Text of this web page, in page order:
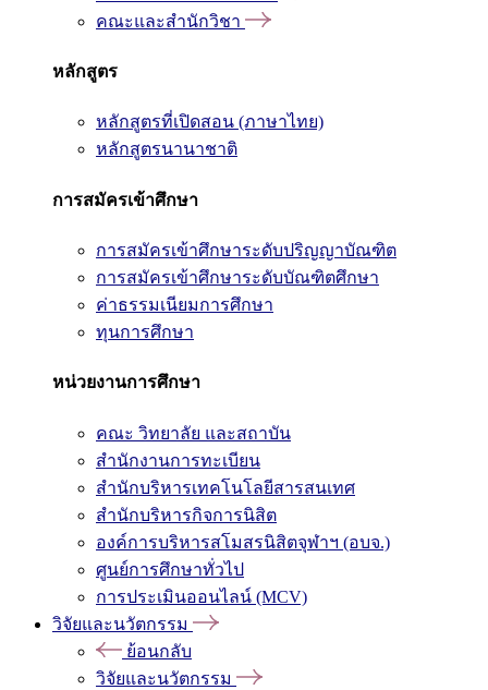
คณะและสำนักวิชา
หลักสูตร
หลักสูตรที่เปิดสอน (ภาษาไทย)
หลักสูตรนานาชาติ
การสมัครเข้าศึกษา
การสมัครเข้าศึกษาระดับปริญญาบัณฑิต
การสมัครเข้าศึกษาระดับบัณฑิตศึกษา
ค่าธรรมเนียมการศึกษา
ทุนการศึกษา
หน่วยงานการศึกษา
คณะ วิทยาลัย และสถาบัน
สำนักงานการทะเบียน
สำนักบริหารเทคโนโลยีสารสนเทศ
สำนักบริหารกิจการนิสิต
องค์การบริหารสโมสรนิสิตจุฬาฯ (อบจ.)
ศูนย์การศึกษาทั่วไป
การประเมินออนไลน์ (MCV)
วิจัยและนวัตกรรม
ย้อนกลับ
วิจัยและนวัตกรรม